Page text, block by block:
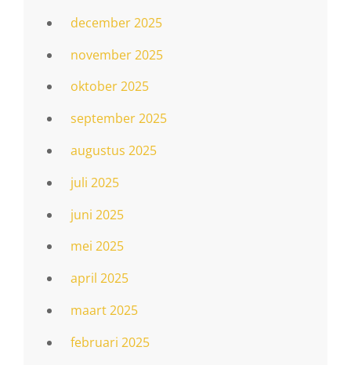
december 2025
november 2025
oktober 2025
september 2025
augustus 2025
juli 2025
juni 2025
mei 2025
april 2025
maart 2025
februari 2025